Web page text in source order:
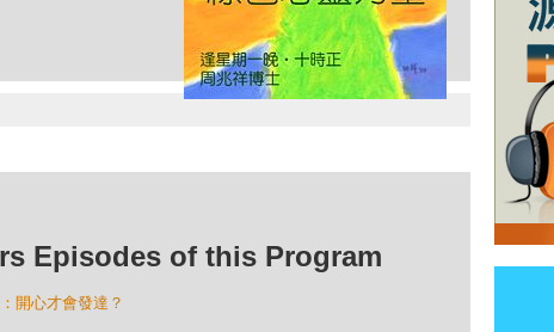
Episodes of this Program
開心才會發達？